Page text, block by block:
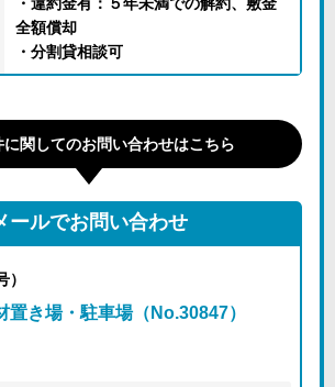
全額償却
・分割貸相談可
に関してのお問い合わせはこちら
ールでお問い合わせ
置き場・駐車場（No.30847）